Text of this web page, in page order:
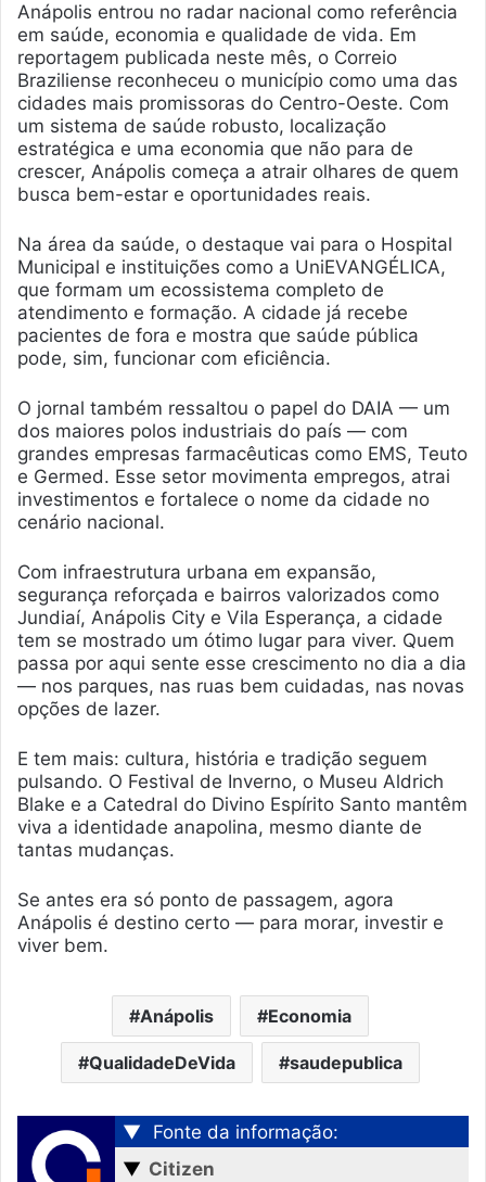
Anápolis entrou no radar nacional como referência
em saúde, economia e qualidade de vida. Em
reportagem publicada neste mês, o Correio
Braziliense reconheceu o município como uma das
cidades mais promissoras do Centro-Oeste. Com
um sistema de saúde robusto, localização
estratégica e uma economia que não para de
crescer, Anápolis começa a atrair olhares de quem
busca bem-estar e oportunidades reais.
Na área da saúde, o destaque vai para o Hospital
Municipal e instituições como a UniEVANGÉLICA,
que formam um ecossistema completo de
atendimento e formação. A cidade já recebe
pacientes de fora e mostra que saúde pública
pode, sim, funcionar com eficiência.
O jornal também ressaltou o papel do DAIA — um
dos maiores polos industriais do país — com
grandes empresas farmacêuticas como EMS, Teuto
e Germed. Esse setor movimenta empregos, atrai
investimentos e fortalece o nome da cidade no
cenário nacional.
Com infraestrutura urbana em expansão,
segurança reforçada e bairros valorizados como
Jundiaí, Anápolis City e Vila Esperança, a cidade
tem se mostrado um ótimo lugar para viver. Quem
passa por aqui sente esse crescimento no dia a dia
— nos parques, nas ruas bem cuidadas, nas novas
opções de lazer.
E tem mais: cultura, história e tradição seguem
pulsando. O Festival de Inverno, o Museu Aldrich
Blake e a Catedral do Divino Espírito Santo mantêm
viva a identidade anapolina, mesmo diante de
tantas mudanças.
Se antes era só ponto de passagem, agora
Anápolis é destino certo — para morar, investir e
viver bem.
Anápolis Economia
QualidadeDeVida saudepublica
▼
Fonte da informação:
▼ Citizen